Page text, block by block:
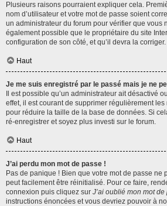
Plusieurs raisons pourraient expliquer cela.
nom d’utilisateur et votre mot de passe soient
un administrateur du forum pour vérifier que vous
également possible que le propriétaire du site
configuration de son côté, et qu’il devra la corriger.
Haut
Je me suis enregistré par le passé mais je ne
Il est possible qu’un administrateur ait désactivé
effet, il est courant de supprimer régulièrement
pour réduire la taille de la base de données. Si
ré-enregistrer et soyez plus investi sur le forum.
Haut
J’ai perdu mon mot de passe !
Pas de panique ! Bien que votre mot de passe ne
peut facilement être réinitialisé. Pour ce faire,
connexion puis cliquez sur J’ai oublié mon mot de
instructions énoncées et vous devriez pouvoir à